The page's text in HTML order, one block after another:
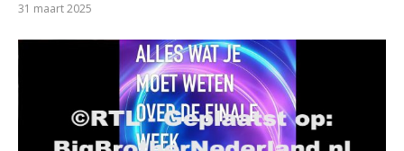
31 maart 2025